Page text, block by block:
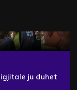
ju duhet